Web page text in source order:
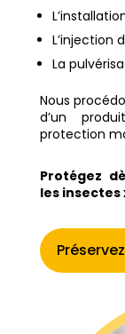
L’injection
La
Nous
d’un
protection
Protégez
les